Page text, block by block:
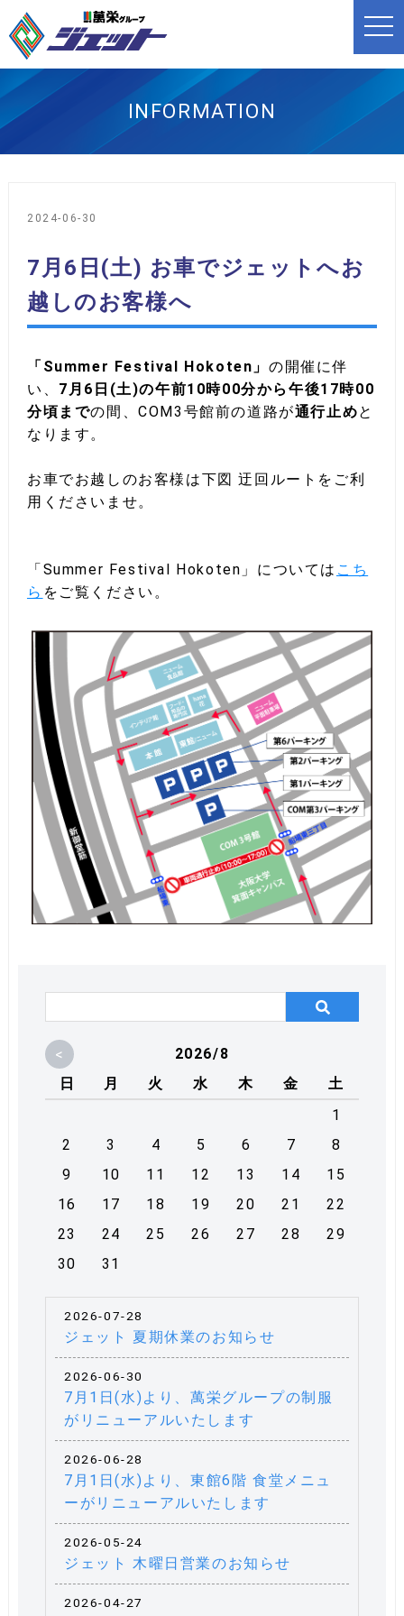
t
o
n
g
INFORMATION
2024-06-30
7月6日(土) お車でジェットへお
越しのお客様へ
「Summer Festival Hokoten」 の開催に伴
い、 7月6日(土)の午前10時00分から午後17時00
分頃までの間、COM3号館前の道路が通行止めと
なります。
お車でお越しのお客様は下図 迂回ルートをご利
用くださいませ。
「Summer Festival Hokoten」については こち
ら をご覧ください。
<
2026/8
日
月 火 水 木 金
土
1
2
3 4 5 6 7
8
9
10 11 12 13 14
15
16
17 18 19 20 21
22
23
24 25 26 27 28
29
30
31
2026-07-28
ジェット 夏期休業のお知らせ
2026-06-30
7月1日(水)より、萬栄グループの制服
がリニューアルいたします
2026-06-28
7月1日(水)より、東館6階 食堂メニュ
ーがリニューアルいたします
2026-05-24
ジェット 木曜日営業のお知らせ
2026-04-27